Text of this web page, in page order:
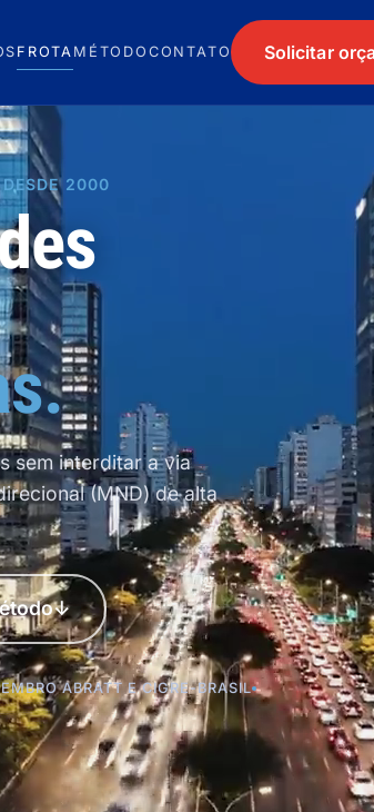
FROTA MÉTODO CONTATO Solicitar
DESDE 2000
sem interditar a via
(MND) de alta
↓
ABRATT E CIGRE-BRASIL